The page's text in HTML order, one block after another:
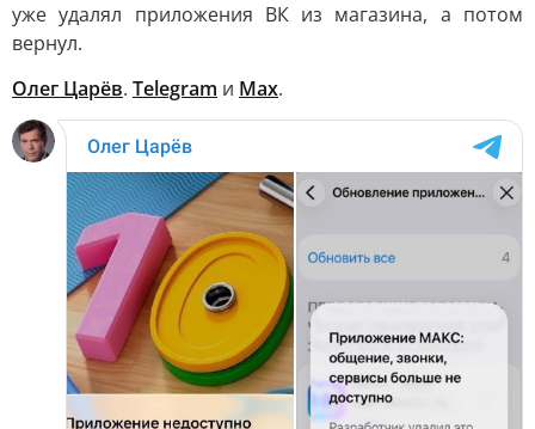
уже удалял приложения ВК из магазина, а потом
вернул.
Олег Царёв. Telegram и Max.